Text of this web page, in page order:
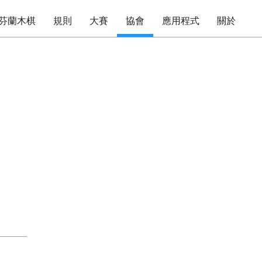
蘭木棋 規則 大賽 協會 應用程式 關於